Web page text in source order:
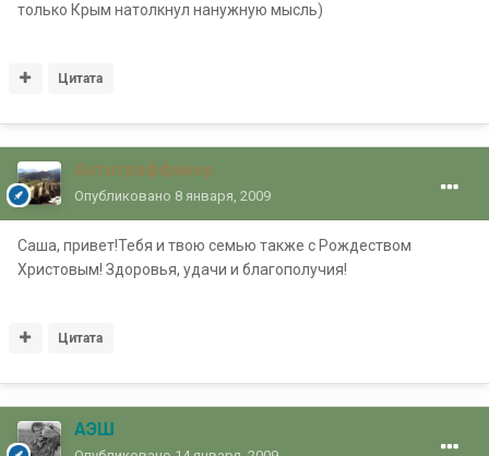
только Крым натолкнул нанужную мысль)
Цитата
Антитраффикер
Опубликовано 8 января, 2009
Саша, привет!Тебя и твою семью также с Рождеством
Христовым! Здоровья, удачи и благополучия!
Цитата
АЭШ